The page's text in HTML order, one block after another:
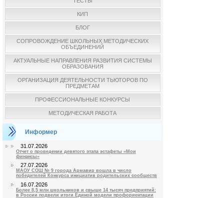
КИП
БЛОГ
СОПРОВОЖДЕНИЕ ШКОЛЬНЫХ МЕТОДИЧЕСКИХ
ОБЪЕДИНЕНИЙ
АКТУАЛЬНЫЕ НАПРАВЛЕНИЯ РАЗВИТИЯ СИСТЕМЫ
ОБРАЗОВАНИЯ
ОРГАНИЗАЦИЯ ДЕЯТЕЛЬНОСТИ ТЬЮТОРОВ ПО
ПРЕДМЕТАМ
ПРОФЕССИОНАЛЬНЫЕ КОНКУРСЫ
МЕТОДИЧЕСКАЯ РАБОТА
Информер
31.07.2026
Отчет о проведении девятого этапа эстафеты «Мои
финансы»
27.07.2026
МАОУ СОШ № 9 города Армавир вошла в число
победителей Конкурса инициатив родительских сообществ
16.07.2026
Более 8,5 млн школьников и свыше 14 тысяч предприятий:
в России подвели итоги Единой модели профориентации